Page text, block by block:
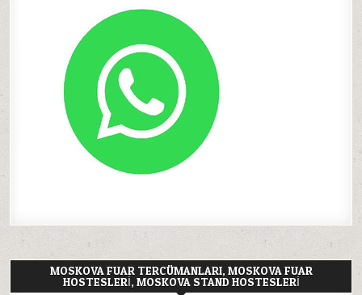
MOSKOVA FUAR TERCÜMANLARI, MOSKOVA FUAR
HOSTESLERI, MOSKOVA STAND HOSTESLERI